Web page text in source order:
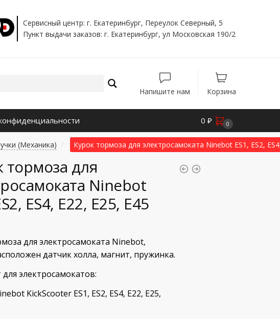
Сервисный центр: г. Екатеринбург, Переулок Северный, 5
Пункт выдачи заказов: г. Екатеринбург, ул Московская 190/2
Напишите нам Корзина
0 ₽ 0
(Механика) / Курок тормоза для электросамоката Ninebot ES1, ES2,
тормоза для
Ninebot
ES4, E22, E25, E45
для электросамоката Ninebot,
датчик холла, магнит, пружинка.
электросамокатов:
KickScooter ES1, ES2, ES4, E22, E25,